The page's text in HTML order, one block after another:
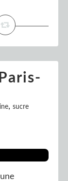
, sucre